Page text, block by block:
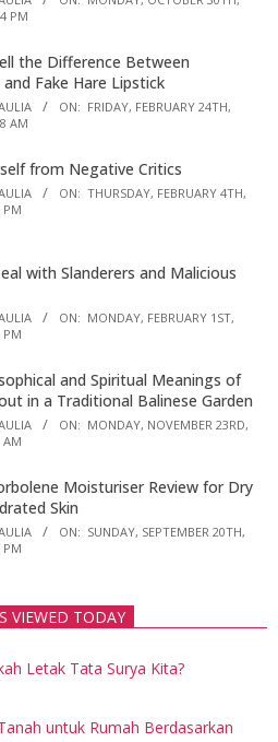
PM
the Difference Between
Fake Hare Lipstick
ON: FRIDAY, FEBRUARY 24TH,
AM
from Negative Critics
ON: THURSDAY, FEBRUARY 4TH,
PM
with Slanderers and Malicious
ON: MONDAY, FEBRUARY 1ST,
PM
and Spiritual Meanings of
in a Traditional Balinese Garden
ON: MONDAY, NOVEMBER 23RD,
AM
Moisturiser Review for Dry
Skin
ON: SUNDAY, SEPTEMBER 20TH,
PM
VIEWED TODAY
Letak Tata Surya Kita?
untuk Rumah Berdasarkan